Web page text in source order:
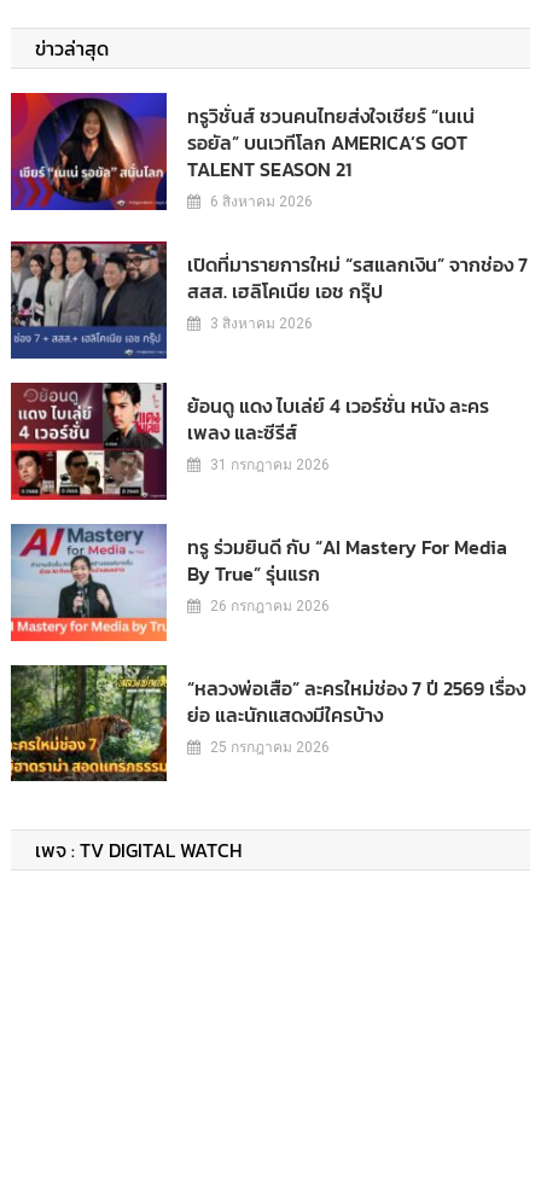
ข่าวล่าสุด
ทรูวิชั่นส์ ชวนคนไทยส่งใจเชียร์ “เนเน่
รอยัล” บนเวทีโลก AMERICA’S GOT
TALENT SEASON 21
6 สิงหาคม 2026
เปิดที่มารายการใหม่ “รสแลกเงิน” จากช่อง 7
สสส. เฮลิโคเนีย เอช กรุ๊ป
3 สิงหาคม 2026
ย้อนดู แดง ไบเล่ย์ 4 เวอร์ชั่น หนัง ละคร
เพลง และซีรีส์
31 กรกฎาคม 2026
ทรู ร่วมยินดี กับ “AI Mastery For Media
By True” รุ่นแรก
26 กรกฎาคม 2026
“หลวงพ่อเสือ” ละครใหม่ช่อง 7 ปี 2569 เรื่อง
ย่อ และนักแสดงมีใครบ้าง
25 กรกฎาคม 2026
เพจ : TV DIGITAL WATCH